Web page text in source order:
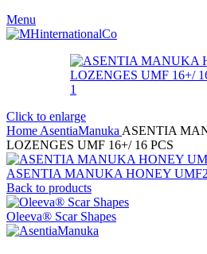
Menu
Click to enlarge
Home AsentiaManuka ASENTIA
LOZENGES UMF 16+/ 16 PCS
ASENTIA MANUKA HONEY
Back to products
Oleeva® Scar Shapes